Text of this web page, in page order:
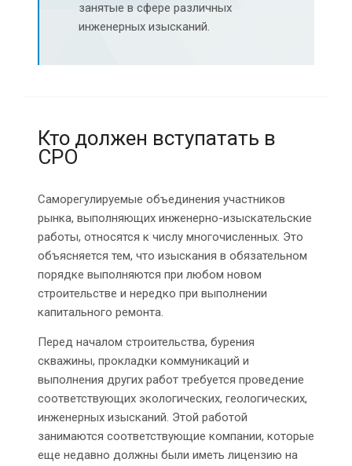
занятые в сфере различных
инженерных изысканий.
Кто должен вступатать в
СРО
Саморегулируемые объединения участников
рынка, выполняющих инженерно-изыскательские
работы, относятся к числу многочисленных. Это
объясняется тем, что изыскания в обязательном
порядке выполняются при любом новом
строительстве и нередко при выполнении
капитального ремонта.
Перед началом строительства, бурения
скважины, прокладки коммуникаций и
выполнения других работ требуется проведение
соответствующих экологических, геологических,
инженерных изысканий. Этой работой
занимаются соответствующие компании, которые
еще недавно должны были иметь лицензию на